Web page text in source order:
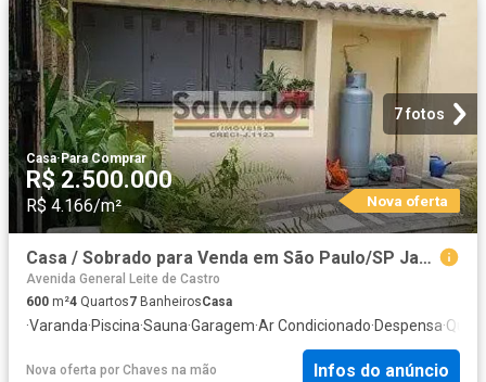
7 fotos
Casa·Para Comprar
R$ 2.500.000
R$ 4.166/m² Nova oferta
Casa / Sobrado para Venda em São Paulo/SP Jardim da Saude 4 Quartos
Avenida General Leite de Castro
600 m²4 Quartos7 BanheirosCasa
·Varanda·Piscina·Sauna·Garagem·Ar Condicionado·Despensa·
Nova oferta por Chaves na mão Infos do anúncio